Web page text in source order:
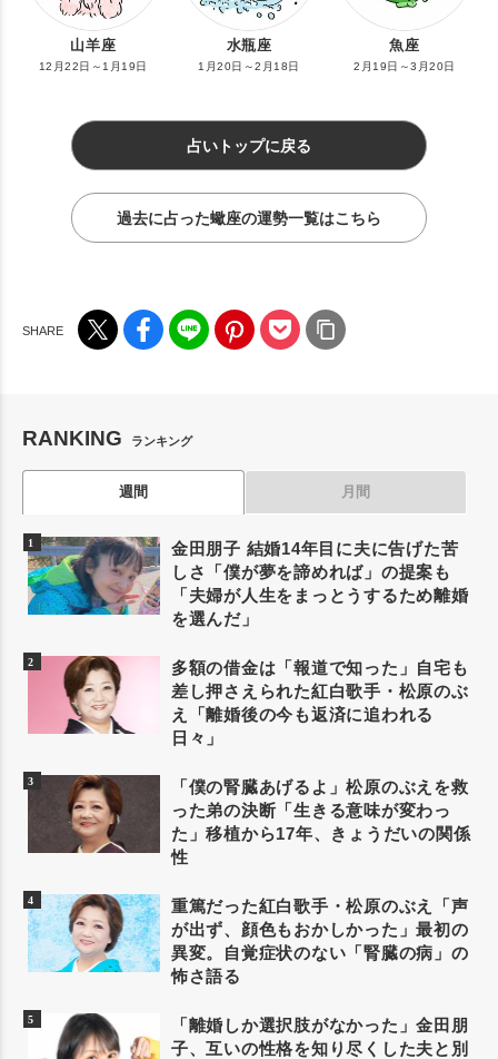
山羊座
12月22日～1月19日
水瓶座
1月20日～2月18日
魚座
2月19日～3月20日
占いトップに戻る
過去に占った蠍座の運勢一覧はこちら
RANKING ランキング
週間 月間
金田朋子 結婚14年目に夫に告げた苦
しさ「僕が夢を諦めれば」の提案も
「夫婦が人生をまっとうするため離婚
を選んだ」
多額の借金は「報道で知った」自宅も
差し押さえられた紅白歌手・松原のぶ
え「離婚後の今も返済に追われる
日々」
「僕の腎臓あげるよ」松原のぶえを救
った弟の決断「生きる意味が変わっ
た」移植から17年、きょうだいの関係
性
重篤だった紅白歌手・松原のぶえ「声
が出ず、顔色もおかしかった」最初の
異変。自覚症状のない「腎臓の病」の
怖さ語る
「離婚しか選択肢がなかった」金田朋
子、互いの性格を知り尽くした夫と別